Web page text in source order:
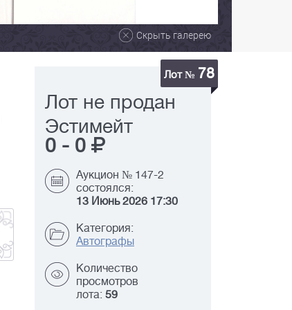
Скрыть галерею
Лот № 78
Лот не продан
Эстимейт
0 - 0
Аукцион № 147-2
состоялся:
13 Июнь 2026 17:30
Категория:
Автографы
Количество
просмотров
лота: 59